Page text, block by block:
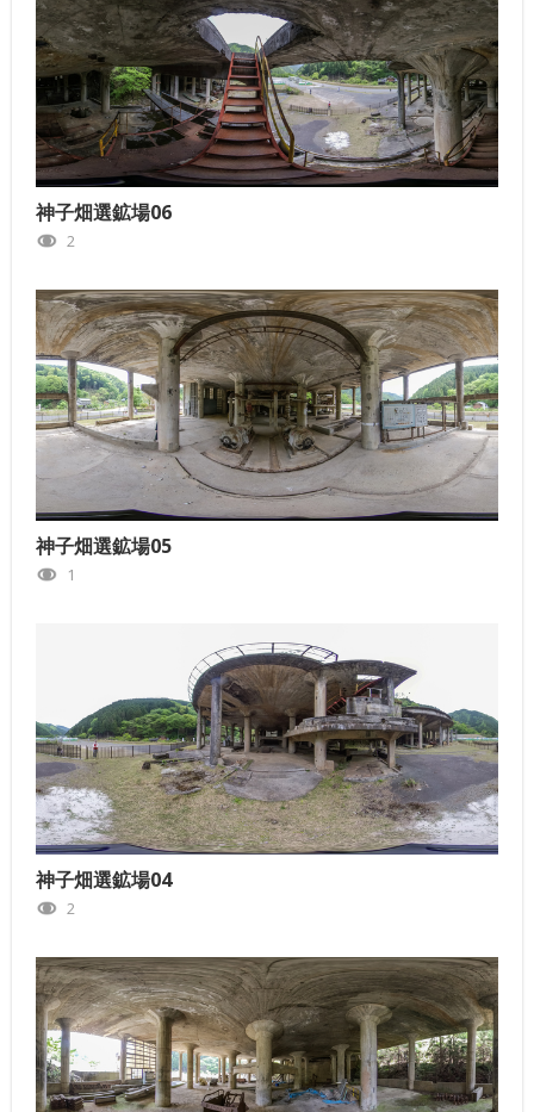
神子畑選鉱場06
2
神子畑選鉱場05
1
神子畑選鉱場04
2